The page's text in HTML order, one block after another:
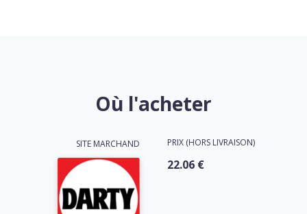
Où l'acheter
SITE MARCHAND PRIX (HORS LIVRAISON)
22.06 €